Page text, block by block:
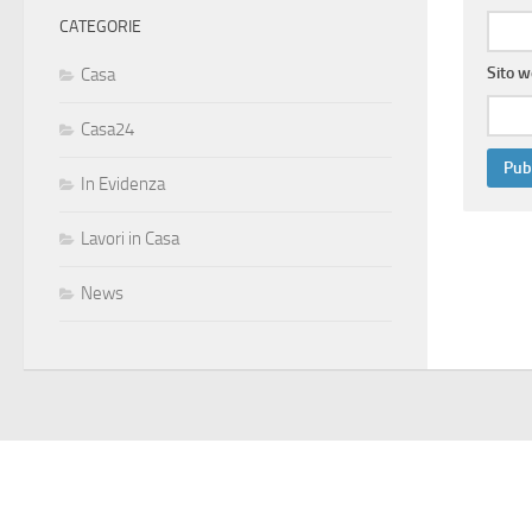
Sito
CATEGORIE
Casa
Casa24
In Evidenza
Lavori in Casa
News